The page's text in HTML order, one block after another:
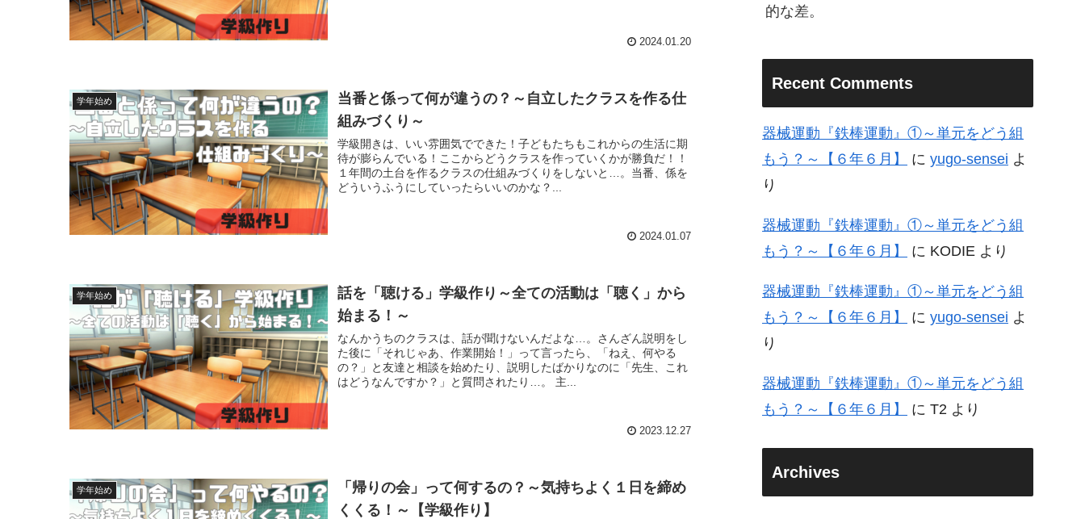
2024.01.20
学年始め
当番と係って何が違うの？～自立したクラスを作る仕
組みづくり～
学級開きは、いい雰囲気でできた！子どもたちもこれからの生活に期
待が膨らんでいる！ここからどうクラスを作っていくかが勝負だ！！
１年間の土台を作るクラスの仕組みづくりをしないと…。当番、係を
どういうふうにしていったらいいのかな？...
2024.01.07
学年始め
話を「聴ける」学級作り～全ての活動は「聴く」から
始まる！～
なんかうちのクラスは、話が聞けないんだよな…。さんざん説明をし
た後に「それじゃあ、作業開始！」って言ったら、「ねえ、何やる
の？」と友達と相談を始めたり、説明したばかりなのに「先生、これ
はどうなんですか？」と質問されたり…。 主...
2023.12.27
学年始め
「帰りの会」って何するの？～気持ちよく１日を締め
くくる！～【学級作り】
的な差。
Recent Comments
器械運動『鉄棒運動』①～単元をどう組
もう？～【６年６月】
に yugo-sensei よ
り
器械運動『鉄棒運動』①～単元をどう組
もう？～【６年６月】
に KODIE より
器械運動『鉄棒運動』①～単元をどう組
もう？～【６年６月】
に yugo-sensei よ
り
器械運動『鉄棒運動』①～単元をどう組
もう？～【６年６月】
に T2 より
Archives